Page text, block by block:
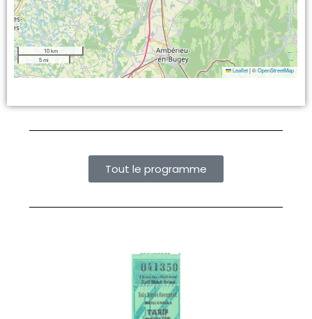
10 km
5 mi
Leaflet |©OpenStreetMap
Tout le programme